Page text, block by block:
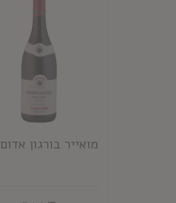
מואייר בורגון אדום